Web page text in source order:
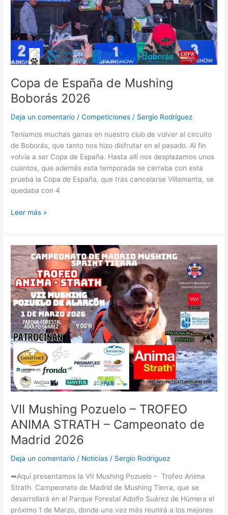
Copa de España de Mushing
Boborás 2026
Deja un comentario /Competiciones / Sergio Rodríguez
Teníamos muchas ganas en nuestro club de volver al circuito
de Boborás, que tanto nos hizo disfrutar en el pasado. Al fin
volvía a ser Copa de España. Hasta allí nos desplazamos unos
cuantos, que además esta temporada se cerraba con esta
prueba la Copa de España, que tras cancelarse Villamanta, se
quedaba con 4
Leer más »
VII Mushing Pozuelo – TROFEO
ANIMA STRATH – Campeonato de
Madrid 2026
Deja un comentario / Noticias / Sergio Rodríguez
➡Aquí presentamos la VII Mushing Pozuelo – Trofeo Anima
Strath. Campeonato de Madrid de Mushing Tierra, que se
desarrollará en el Parque Forestal Adolfo Suárez de Húmera el
próximo 1 de Marzo, donde una vez más reunirá a los mejores
VII
Mushing
Pozuelo
–
TROFEO
ANIMA
STRATH
–
Campeonato
de
Madrid
2026